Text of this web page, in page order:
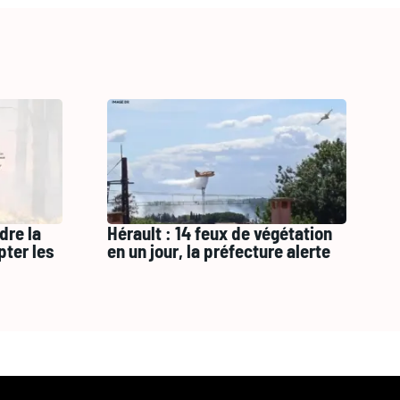
la
les
Hérault : 14 feux de végétation
en un jour, la préfecture alerte